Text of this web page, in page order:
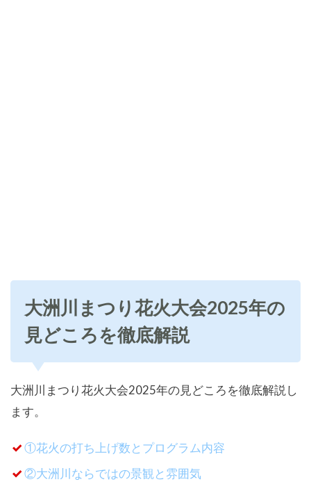
大洲川まつり花火大会2025年の
見どころを徹底解説
大洲川まつり花火大会2025年の見どころを徹底解説し
ます。
①花火の打ち上げ数とプログラム内容
②大洲川ならではの景観と雰囲気